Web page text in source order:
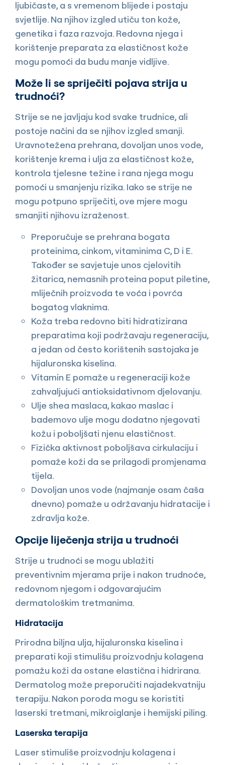
ljubičaste, a s vremenom blijede i postaju
svjetlije. Na njihov izgled utiču ton kože,
genetika i faza razvoja. Redovna njega i
korištenje preparata za elastičnost kože
mogu pomoći da budu manje vidljive.
Može li se spriječiti pojava strija u
trudnoći?
Strije se ne javljaju kod svake trudnice, ali
postoje načini da se njihov izgled smanji.
Uravnotežena prehrana, dovoljan unos vode,
korištenje krema i ulja za elastičnost kože,
kontrola tjelesne težine i rana njega mogu
pomoći u smanjenju rizika. Iako se strije ne
mogu potpuno spriječiti, ove mjere mogu
smanjiti njihovu izraženost.
Preporučuje se prehrana bogata
proteinima, cinkom, vitaminima C, D i E.
Također se savjetuje unos cjelovitih
žitarica, nemasnih proteina poput piletine,
mliječnih proizvoda te voća i povrća
bogatog vlaknima.
Koža treba redovno biti hidratizirana
preparatima koji podržavaju regeneraciju,
a jedan od često korištenih sastojaka je
hijaluronska kiselina.
Vitamin E pomaže u regeneraciji kože
zahvaljujući antioksidativnom djelovanju.
Ulje shea maslaca, kakao maslac i
bademovo ulje mogu dodatno njegovati
kožu i poboljšati njenu elastičnost.
Fizička aktivnost poboljšava cirkulaciju i
pomaže koži da se prilagodi promjenama
tijela.
Dovoljan unos vode (najmanje osam čaša
dnevno) pomaže u održavanju hidratacije i
zdravlja kože.
Opcije liječenja strija u trudnoći
Strije u trudnoći se mogu ublažiti
preventivnim mjerama prije i nakon trudnoće,
redovnom njegom i odgovarajućim
dermatološkim tretmanima.
Hidratacija
Prirodna biljna ulja, hijaluronska kiselina i
preparati koji stimulišu proizvodnju kolagena
pomažu koži da ostane elastična i hidrirana.
Dermatolog može preporučiti najadekvatniju
terapiju. Nakon poroda mogu se koristiti
laserski tretmani, mikroiglanje i hemijski piling.
Laserska terapija
Laser stimuliše proizvodnju kolagena i